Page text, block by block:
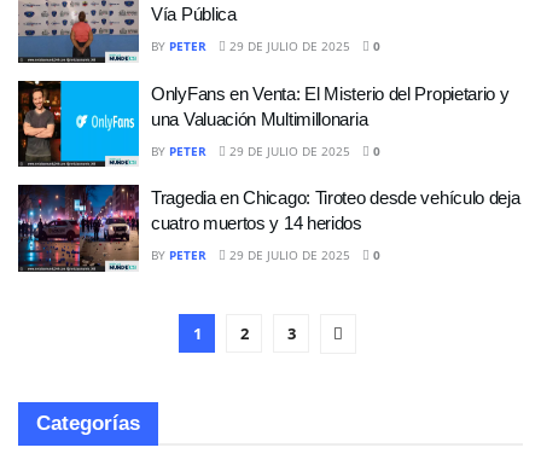
Vía Pública
BY PETER 29 DE JULIO DE 2025 0
OnlyFans en Venta: El Misterio del Propietario y
una Valuación Multimillonaria
BY PETER 29 DE JULIO DE 2025 0
Tragedia en Chicago: Tiroteo desde vehículo deja
cuatro muertos y 14 heridos
BY PETER 29 DE JULIO DE 2025 0
1 2 3
Categorías